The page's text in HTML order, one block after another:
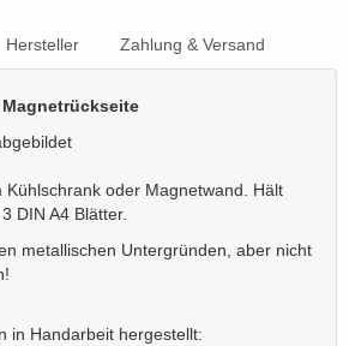
Hersteller Zahlung & Versand
Kühlschrank oder Magnetwand. Hält
DIN A4 Blätter.
metallischen Untergründen, aber nicht
in Handarbeit hergestellt: